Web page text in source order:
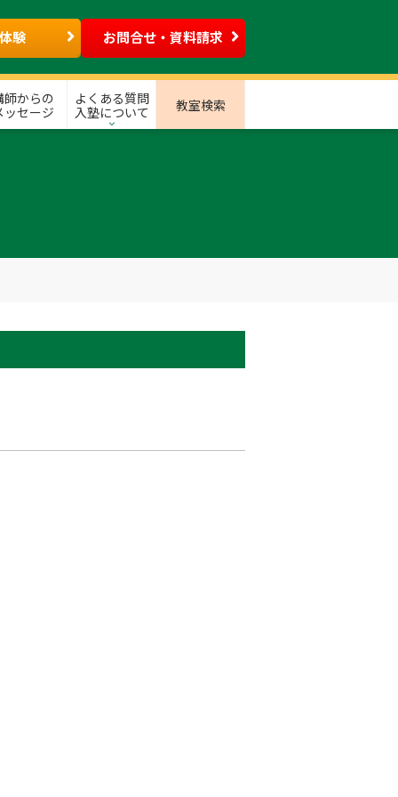
験 お問合せ・資料請求
師からの
ッセージ
よくある質問
入塾について
教室検索